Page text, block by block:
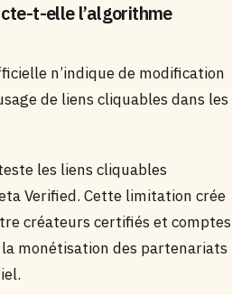
t-elle l’algorithme
n’indique de modification
de liens cliquables dans les
les liens cliquables
Verified. Cette limitation crée
créateurs certifiés et comptes
la monétisation des partenariats